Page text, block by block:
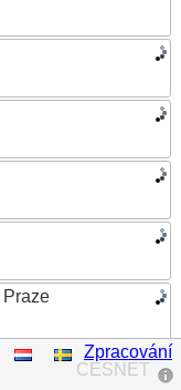
CESNET
Zpracování